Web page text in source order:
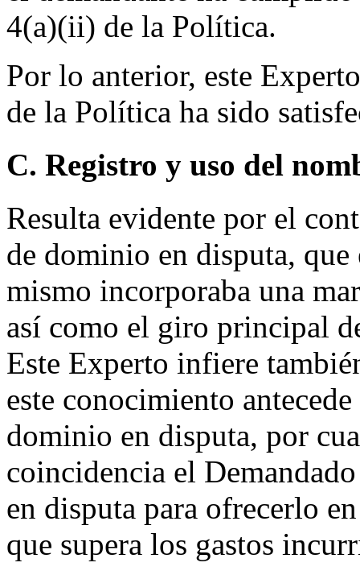
4(a)(ii) de la Política.
Por lo anterior, este
de la Política ha sido
C. Registro y uso del
Resulta evidente por el
de dominio en disputa,
mismo incorporaba una
así como el giro principal
Este Experto infiere
este conocimiento
dominio en disputa, por
coincidencia el
en disputa para ofrecerlo
que supera los gastos